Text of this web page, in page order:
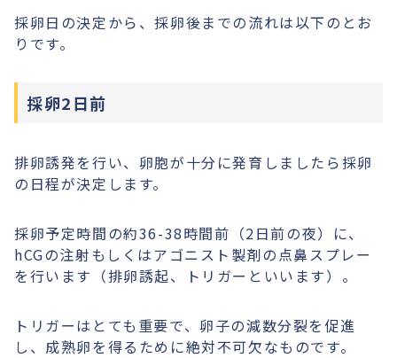
採卵日の決定から、採卵後までの流れは以下のとお
りです。
採卵2日前
排卵誘発を行い、卵胞が十分に発育しましたら採卵
の日程が決定します。
採卵予定時間の約36-38時間前（2日前の夜）に、
hCGの注射もしくはアゴニスト製剤の点鼻スプレー
を行います（排卵誘起、トリガーといいます）。
トリガーはとても重要で、卵子の減数分裂を促進
し、成熟卵を得るために絶対不可欠なものです。